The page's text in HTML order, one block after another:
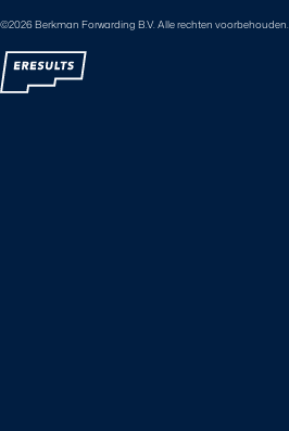
©2026 Berkman Forwarding B.V. Alle rechten voorbehouden.